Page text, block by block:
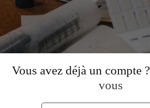
Vous avez déjà un compte ?
vous